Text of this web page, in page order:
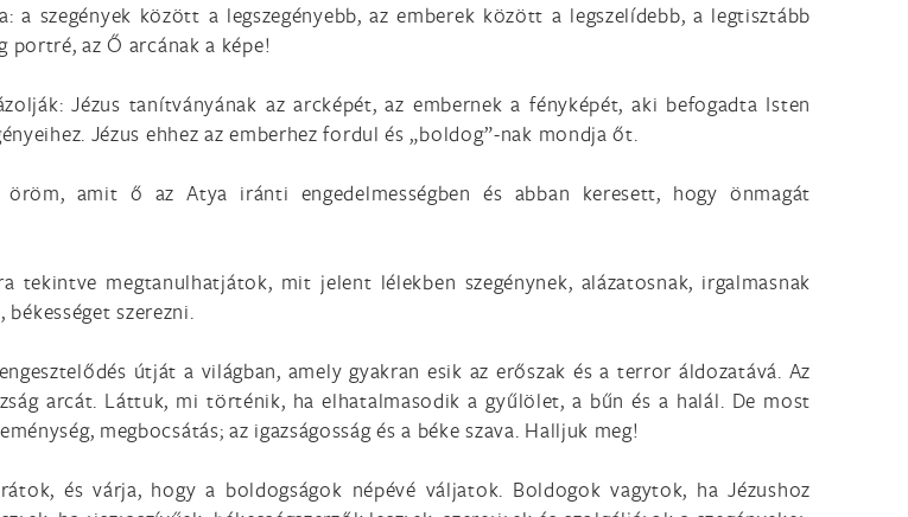
szegények között a legszegényebb, az emberek között a legszelídebb, a legtisztább
portré, az Ő arcának a képe!
Jézus tanítványának az arcképét, az embernek a fényképét, aki befogadta Isten
Jézus ehhez az emberhez fordul és „boldog”-nak mondja őt.
amit ő az Atya iránti engedelmességben és abban keresett, hogy önmagát
megtanulhatjátok, mit jelent lélekben szegénynek, alázatosnak, irgalmasnak
szerezni.
útját a világban, amely gyakran esik az erőszak és a terror áldozatává. Az
arcát. Láttuk, mi történik, ha elhatalmasodik a gyűlölet, a bűn és a halál. De most
megbocsátás; az igazságosság és a béke szava. Halljuk meg!
és várja, hogy a boldogságok népévé váljatok. Boldogok vagytok, ha Jézushoz